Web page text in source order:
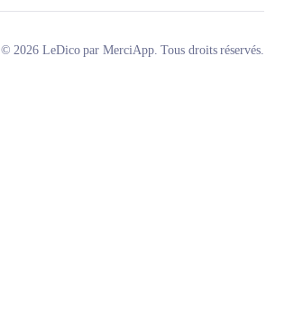
© 2026 LeDico par MerciApp. Tous droits réservés.